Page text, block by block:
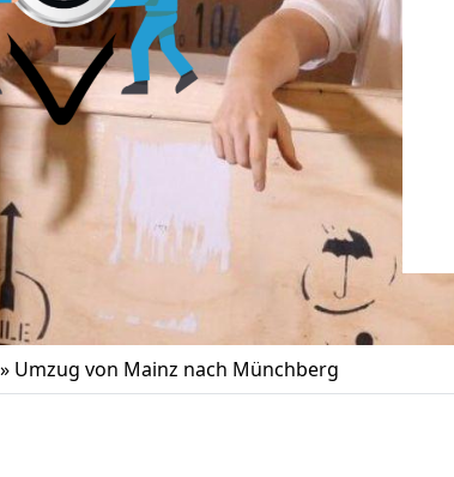
» Umzug von Mainz nach Münchberg